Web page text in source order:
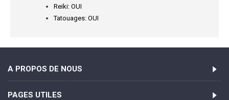
Reiki: OUI
Tatouages: OUI
A PROPOS DE NOUS
PAGES UTILES